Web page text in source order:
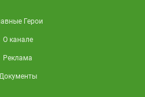
Герои
О канале
Реклама
Документы